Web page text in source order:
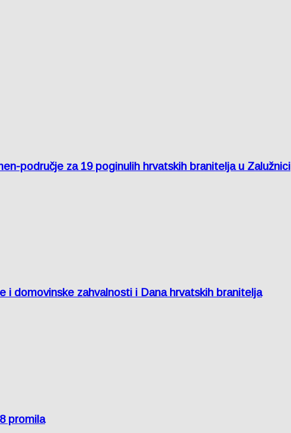
područje za 19 poginulih hrvatskih branitelja u Zalužnici
i domovinske zahvalnosti i Dana hrvatskih branitelja
promila